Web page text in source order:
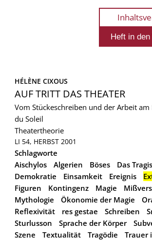
HÉLÈNE CIXOUS
AUF TRITT DAS THEATER
Vom Stückeschreiben und der Arbeit am
du Soleil
Theatertheorie
LI 54, HERBST 2001
Schlagworte
Aischylos
Algerien Böses
Das
Demokratie
Einsamkeit Ereignis
Figuren
Kontingenz Magie
Mythologie
Ökonomie der Magie
Reflexivität
res gestae Schreiben
Sturlusson
Sprache der Körper
Szene
Textualität Tragödie
Trauer